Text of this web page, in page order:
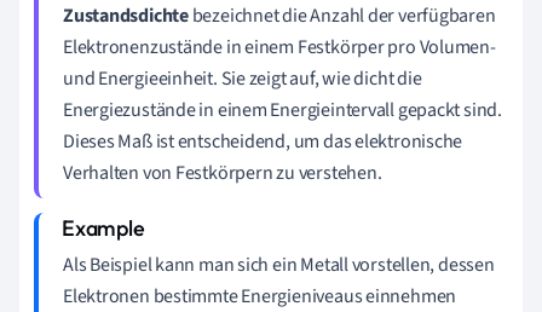
Zustandsdichtebezeichnet die Anzahl der verfügbaren
Elektronenzustände in einem Festkörper pro Volumen-
und Energieeinheit. Sie zeigt auf, wie dicht die
Energiezustände in einem Energieintervall gepackt sind.
Dieses Maß ist entscheidend, um das elektronische
Verhalten von Festkörpern zu verstehen.
Als Beispiel kann man sich ein Metall vorstellen, dessen
Elektronen bestimmte Energieniveaus einnehmen